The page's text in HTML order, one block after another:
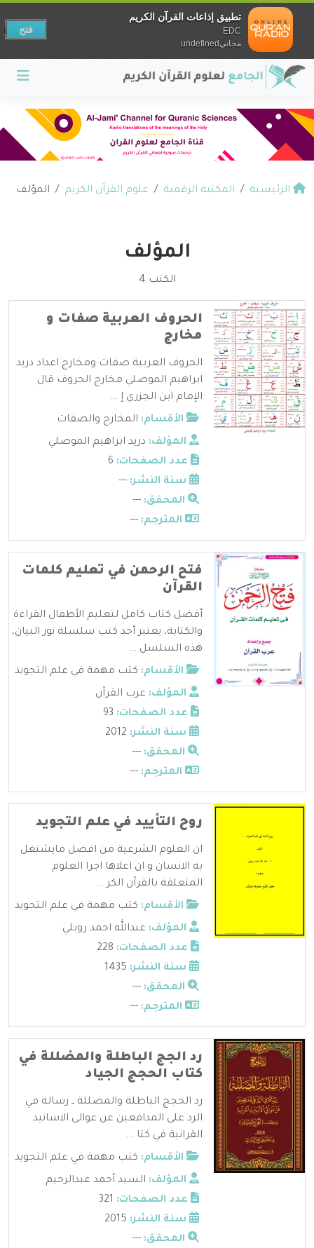
الرئيسية المكتبة الرقمية علوم القرآن الكريم المؤلف
المؤلف
الكتب 4
الحروف العربية صفات و
مخارج
الحروف العربية صفات ومخارج اعداد دريد
ابراهيم الموصلي مخارج الحروف قال
الإمام ابن الجزري إ ...
الأقسام: المخارج والصفات
المؤلف: دريد ابراهيم الموصلي
عدد الصفحات:
سنة النشر: ---
المحقق: ---
المترجم: ---
فتح الرحمن في تعليم كلمات
القرآن
أفضل كتاب كامل لتعليم الأطفال القراءة
والكتابة، يعتبر أحد كتب سلسلة نور البيان،
هذه السلسل ...
الأقسام: كتب مهمة في علم التجويد
المؤلف: عرب القرآن
عدد الصفحات:
سنة النشر:
المحقق: ---
المترجم: ---
روح التأييد في علم التجويد
ان العلوم الشرعية من افضل مايشتغل
به الانسان و ان اعلاها اجرا العلوم
المتعلقة بالقرآن الكر ...
الأقسام: كتب مهمة في علم التجويد
المؤلف: عبدالله احمد روبلي
عدد الصفحات:
سنة النشر:
المحقق: ---
المترجم: ---
رد الجج الباطلة والمضللة في
كتاب الحجج الجياد
رد الحجج الباطلة والمضللة ــ رسالة في
الرد على المدافعين عن عوالى الاسانيد
القرانية في كتا ...
الأقسام: كتب مهمة في علم التجويد
المؤلف: السيد أحمد عبدالرحيم
عدد الصفحات:
سنة النشر:
المحقق: ---
تطبيق إذاعات القرآن الكريم
EDC
مجانيundefined
فتح